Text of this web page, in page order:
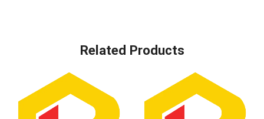
Related Products